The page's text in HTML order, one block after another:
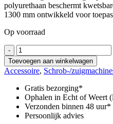
polyurethaan beschermt
1300 mm ontwikkeld voor
Op voorraad
-
Zuigstrips,
oliebestendig,
ingesneden,
1300
mm
aantal
Toevoegen aan winkelwagen
Accessoire, Schrob-/
Gratis bezorging*
Ophalen in Echt of Weert
Verzonden binnen 48 uur*
Persoonlijk advies